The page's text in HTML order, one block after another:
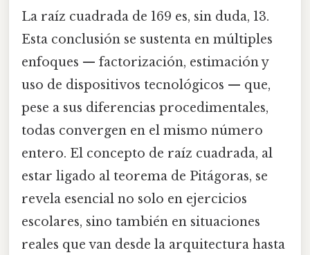
La raíz cuadrada de 169 es, sin duda, 13.
Esta conclusión se sustenta en múltiples
enfoques — factorización, estimación y
uso de dispositivos tecnológicos — que,
pese a sus diferencias procedimentales,
todas convergen en el mismo número
entero. El concepto de raíz cuadrada, al
estar ligado al teorema de Pitágoras, se
revela esencial no solo en ejercicios
escolares, sino también en situaciones
reales que van desde la arquitectura hasta